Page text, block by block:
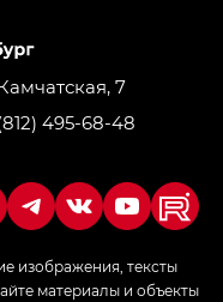
ЛАУНЖ —
Style)
7
495-68-48
изображения, тексты
материалы и объекты